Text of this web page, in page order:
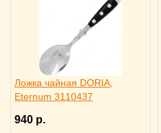
Ложка чайная DORIA,
Eternum 3110437
940 р.